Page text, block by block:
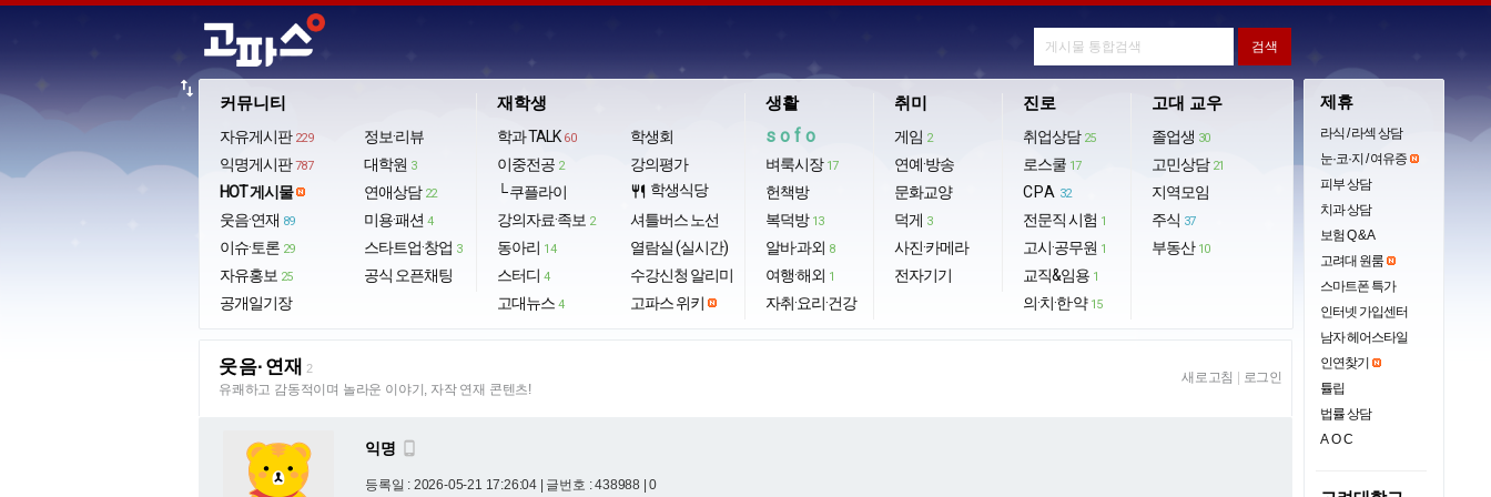
커뮤니티
자유게시판 229
익명게시판 787
HOT 게시물
웃음·연재 89
이슈·토론 29
자유홍보 25
공개일기장
정보·리뷰
대학원 3
연애상담 22
미용·패션 4
스타트업·창업 3
공식 오픈채팅
재학생
학과 TALK 60
이중전공 2
└ 쿠플라이
강의자료·족보 2
동아리 14
스터디 4
고대뉴스 4
학생회
강의평가
restaurant 학생식당
셔틀버스 노선
열람실 (실시간)
수강신청 알리미
고파스 위키
생활
sofo
벼룩시장 17
헌책방
복덕방 13
알바·과외 8
여행·해외 1
자취·요리·건강
취미
게임 2
연예·방송
문화교양
덕게 3
사진·카메라
전자기기
진로
취업상담 25
로스쿨 17
CPA 32
전문직 시험 1
고시·공무원 1
교직&임용 1
의·치·한·약 15
고대 교우
졸업생 30
고민상담 21
지역모임
주식 37
부동산 10
import_export
웃음·연재 2
유쾌하고 감동적이며 놀라운 이야기, 자작 연재 콘텐츠!
새로고침 로그인
익명 
등록일 : 2026-05-21 17:26:04 | 글번호 : 438988 | 0
제휴
라식 / 라섹 상담
눈·코·지 / 여유증
피부 상담
치과 상담
보험 Q & A
고려대 원룸
스마트폰 특가
인터넷 가입센터
남자 헤어스타일
인연찾기
튤립
법률 상담
AOC